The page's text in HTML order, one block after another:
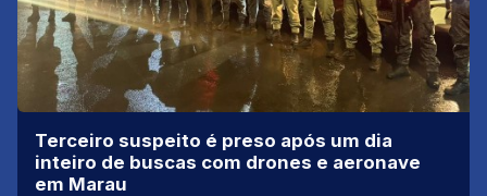
Terceiro suspeito é preso após um dia
inteiro de buscas com drones e aeronave
em Marau